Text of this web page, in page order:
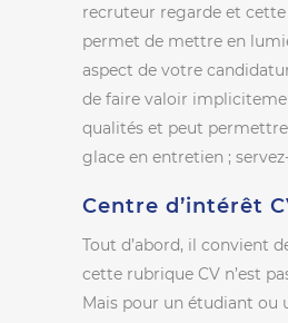
recruteur regarde et
permet de mettre en
aspect de votre
de faire valoir
qualités et peut
glace en entretien ;
Centre d’intérêt
Tout d’abord, il convient
cette rubrique CV n’est
Mais pour un étudiant ou